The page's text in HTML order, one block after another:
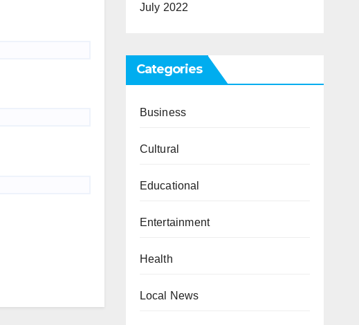
July 2022
Categories
Business
Cultural
Educational
Entertainment
Health
Local News